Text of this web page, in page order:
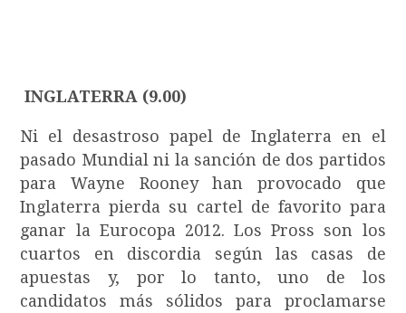
INGLATERRA (9.00)
Ni el desastroso papel de Inglaterra en el
pasado Mundial ni la sanción de dos partidos
para Wayne Rooney han provocado que
Inglaterra pierda su cartel de favorito para
ganar la Eurocopa 2012. Los Pross son los
cuartos en discordia según las casas de
apuestas y, por lo tanto, uno de los
candidatos más sólidos para proclamarse